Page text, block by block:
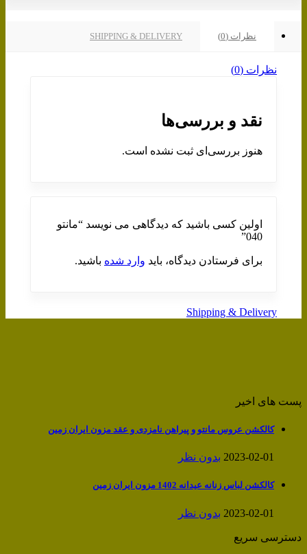
نظرات (0) SHIPPING & DELIVERY
نظرات (0)
نقد و بررسی‌ها
هنوز بررسی‌ای ثبت نشده است.
اولین کسی باشید که دیدگاهی می نویسد “مانتو
040”
برای فرستادن دیدگاه، باید وارد شده باشید.
Shipping & Delivery
پست های اخیر
کالکشن عروس مانتو و پیراهن نامزدی و عقد مزون ایران زمین
2023-02-01 بدون نظر
کالکشن لباس زنانه عیدانه 1402 مزون ایران زمین
2023-02-01 بدون نظر
دسترسی سریع